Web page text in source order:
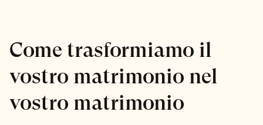
Come trasformiamo il
vostro matrimonio nel
vostro matrimonio